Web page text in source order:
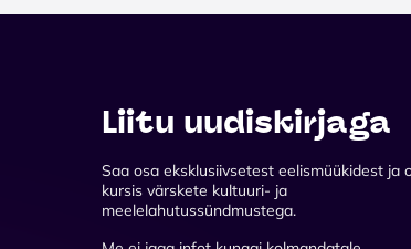
Liitu uudiskirjaga
Saa osa eksklusiivsetest eelismüükidest ja
kursis värskete kultuuri- ja
meelelahutussündmustega.